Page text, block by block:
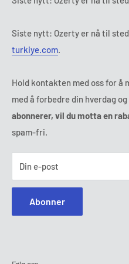
E-mail : kontakt@ozerty-
Siste nytt: Ozerty er nå til
turkiye.com.
Hold kontakten med oss for å
med å forbedre din hverdag
abonnerer, vil du motta en
spam-fri.
Din e-post
Abonner